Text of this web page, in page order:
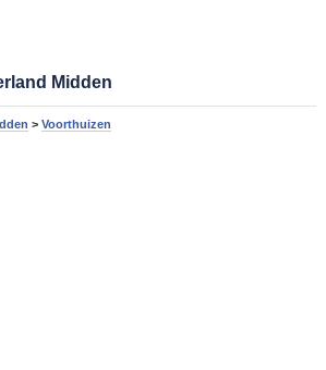
Midden
> Voorthuizen